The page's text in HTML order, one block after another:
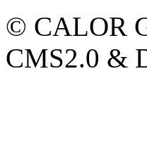
© CALOR
CMS2.0 &